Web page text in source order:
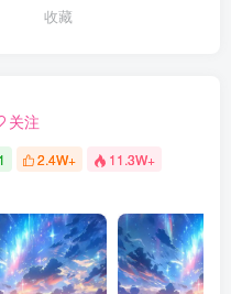
收藏
关注
1 2.4W+ 11.3W+